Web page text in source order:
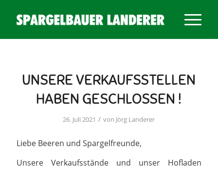
UNSERE VERKAUFSSTELLEN
HABEN GESCHLOSSEN !
26. Juli 2021 / von Jörg Landerer
Liebe Beeren und Spargelfreunde,
Unsere Verkaufsstände und unser Hofladen